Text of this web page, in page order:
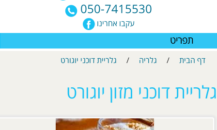
050-7415530
עקבו אחרינו
תפריט
דף הבית גלריה גלריית דוכני יוגורט
דוכני מזון יוגורט